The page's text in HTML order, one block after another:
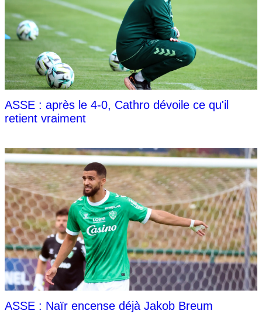
ASSE : après le 4-0, Cathro dévoile ce qu'il
retient vraiment
ASSE : Naïr encense déjà Jakob Breum